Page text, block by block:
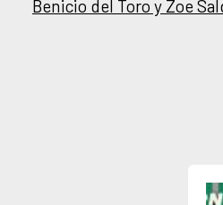
Benicio del Toro y Zoe